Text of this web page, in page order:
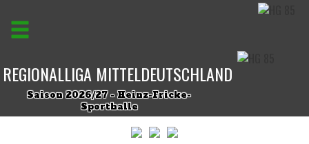
REGIONALLIGA MITTELDEUTSCHLAND
Saison 2026/27 - Heinz-Fricke-
Sporthalle